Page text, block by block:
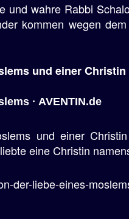
und wahre Rabbi
kommen wegen
und einer Christin
· AVENTIN.de
und einer
eine Christin
der-liebe-eines-